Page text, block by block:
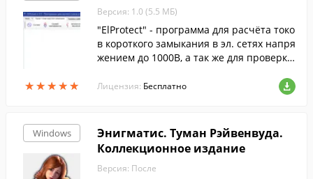
★★★★★
★★★★★
Версия: 1.0 (5.5 МБ)
"ElProtect" - программа для расчёта токо
в короткого замыкания в эл. сетях напря
жением до 1000В, а так же для проверки
оматических выключателей и предохра
Лицензия: Бесплатно
Windows
Энигматис. Туман Рэйвенвуда.
Коллекционное издание
Версия: После